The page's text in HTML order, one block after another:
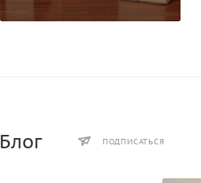
Блог ПОДПИСАТЬСЯ